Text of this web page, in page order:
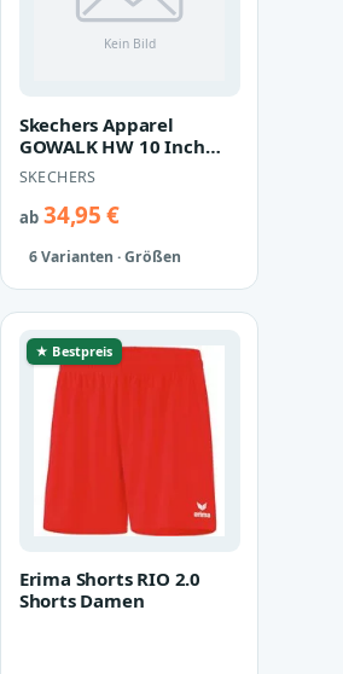
Skechers Apparel
GOWALK HW 10 Inch
Bike Short Damen
Leggings kurz W3SH…
SKECHERS
ab34,95 €
6 Varianten · Größen
★ Bestpreis
Erima Shorts RIO 2.0
Shorts Damen